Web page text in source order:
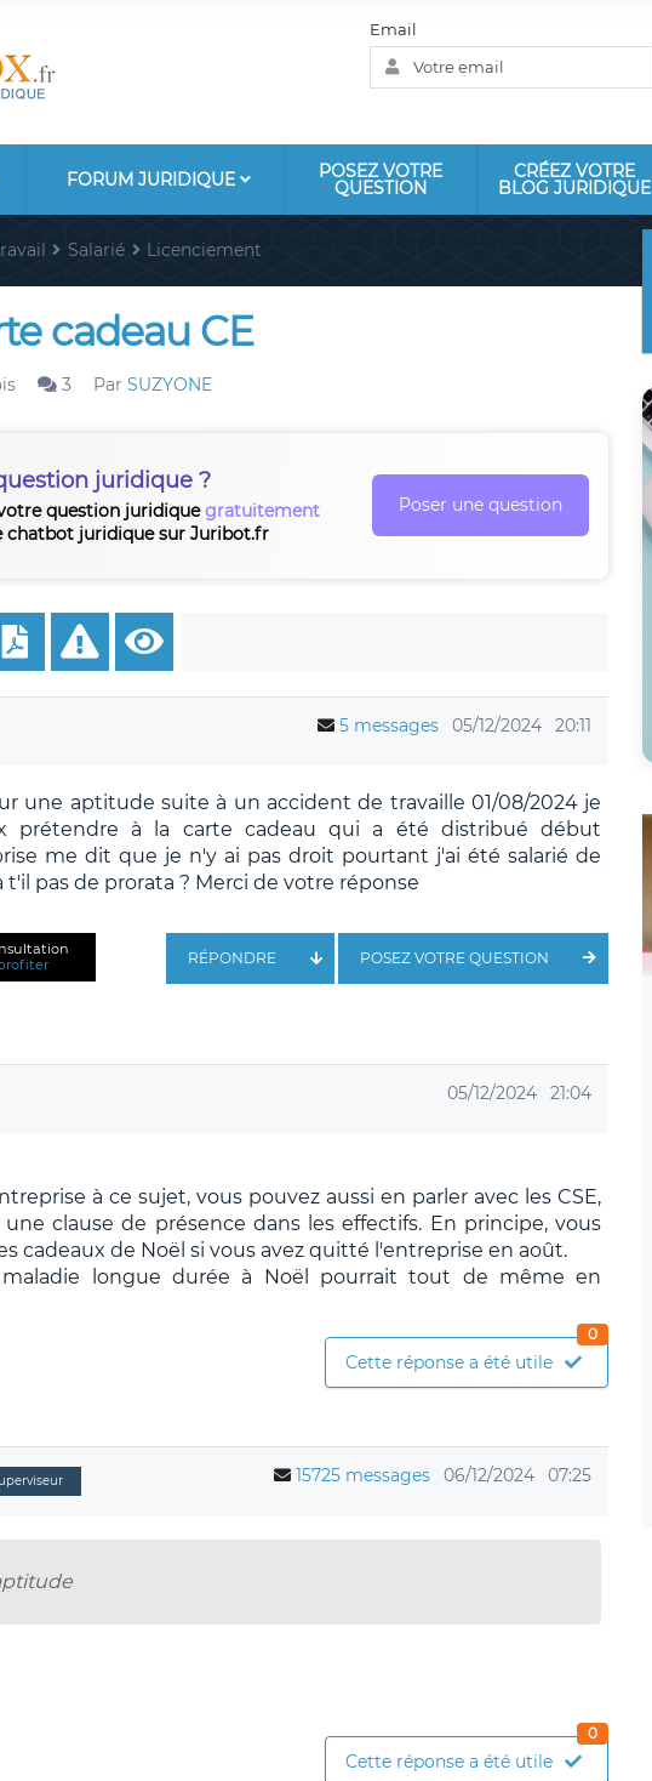
Email
FORUM JURIDIQUE POSEZ VOTRE
QUESTION
CRÉEZ VOTRE
BLOG JURIDIQUE
Salarié Licenciement
cadeau CE
3 Par SUZYONE
juridique ?
question juridiquegratuitement
chatbot juridique sur Juribot.fr
Poser une question
5 messages 05/12/2024 20:11
une aptitude suite à un accident de travaille 01/08/2024 je
prétendre à la carte cadeau qui a été distribué début
me dit que je n'y ai pas droit pourtant j'ai été salarié de
pas de prorata ? Merci de votre réponse
POSEZ VOTRE QUESTION
RÉPONDRE
05/12/2024 21:04
à ce sujet, vous pouvez aussi en parler avec les CSE,
clause de présence dans les effectifs. En principe, vous
cadeaux de Noël si vous avez quitté l'entreprise en août.
longue durée à Noël pourrait tout de même en
Cette réponse a été utile
0
15725 messages 06/12/2024 07:25
Cette réponse a été utile
0